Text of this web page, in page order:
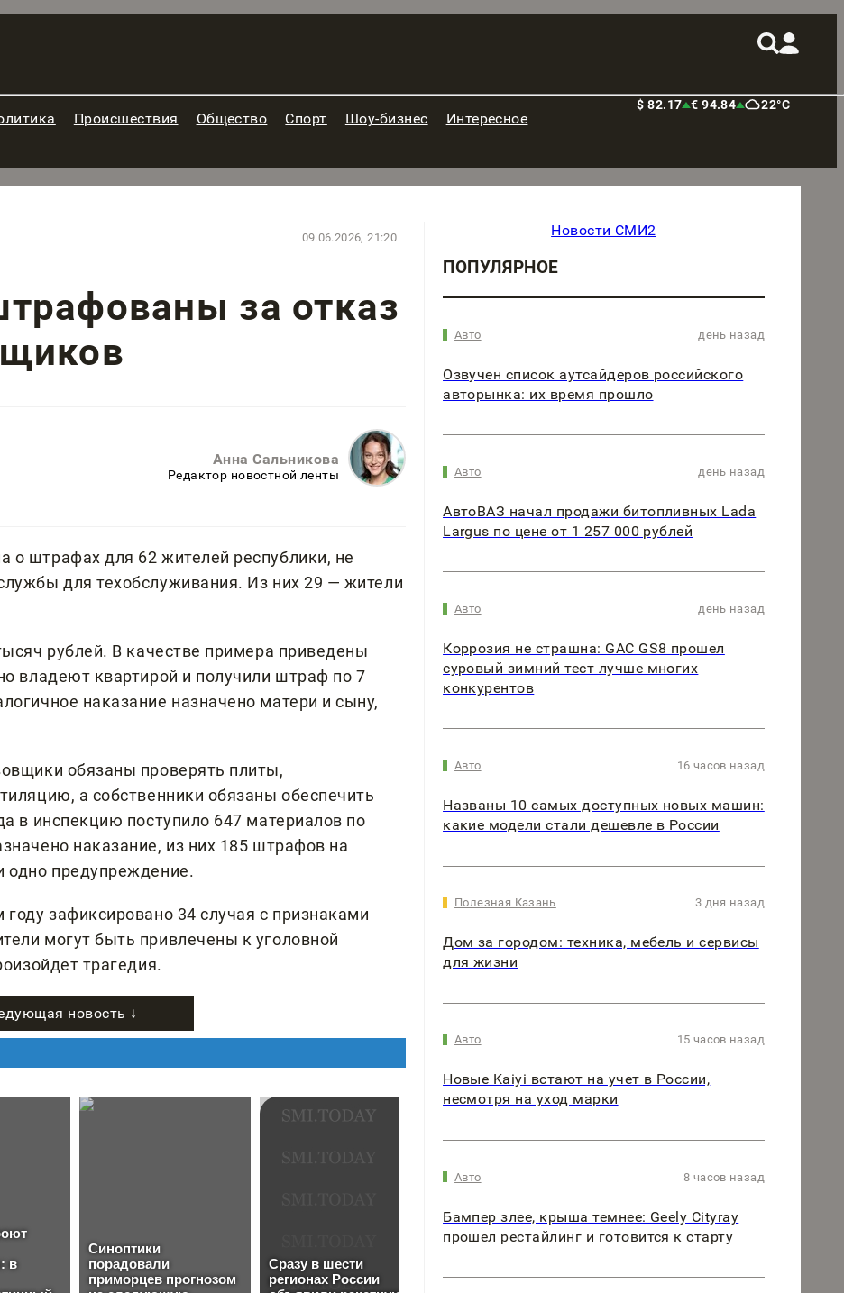
Происшествия Общество Спорт Шоу-бизнес Интересное
$ 82.17 € 94.84 22°C
09.06.2026, 21:20
за отказ
Анна Сальникова
Редактор новостной ленты
о штрафах для 62 жителей республики, не
для техобслуживания. Из них 29 — жители
рублей. В качестве примера приведены
владеют квартирой и получили штраф по 7
наказание назначено матери и сыну,
обязаны проверять плиты,
а собственники обязаны обеспечить
в инспекцию поступило 647 материалов по
наказание, из них 185 штрафов на
одно предупреждение.
зафиксировано 34 случая с признаками
могут быть привлечены к уголовной
трагедия.
новость ↓
Новости СМИ2
ПОПУЛЯРНОЕ
Авто день назад
Озвучен список аутсайдеров российского
авторынка: их время прошло
Авто день назад
АвтоВАЗ начал продажи битопливных Lada
Largus по цене от 1 257 000 рублей
Авто день назад
Коррозия не страшна: GAC GS8 прошел
суровый зимний тест лучше многих
конкурентов
Авто 16 часов назад
Названы 10 самых доступных новых машин:
какие модели стали дешевле в России
Полезная Казань 3 дня назад
Дом за городом: техника, мебель и сервисы
для жизни
Авто 15 часов назад
Новые Kaiyi встают на учет в России,
несмотря на уход марки
Авто 8 часов назад
Бампер злее, крыша темнее: Geely Cityray
прошел рестайлинг и готовится к старту